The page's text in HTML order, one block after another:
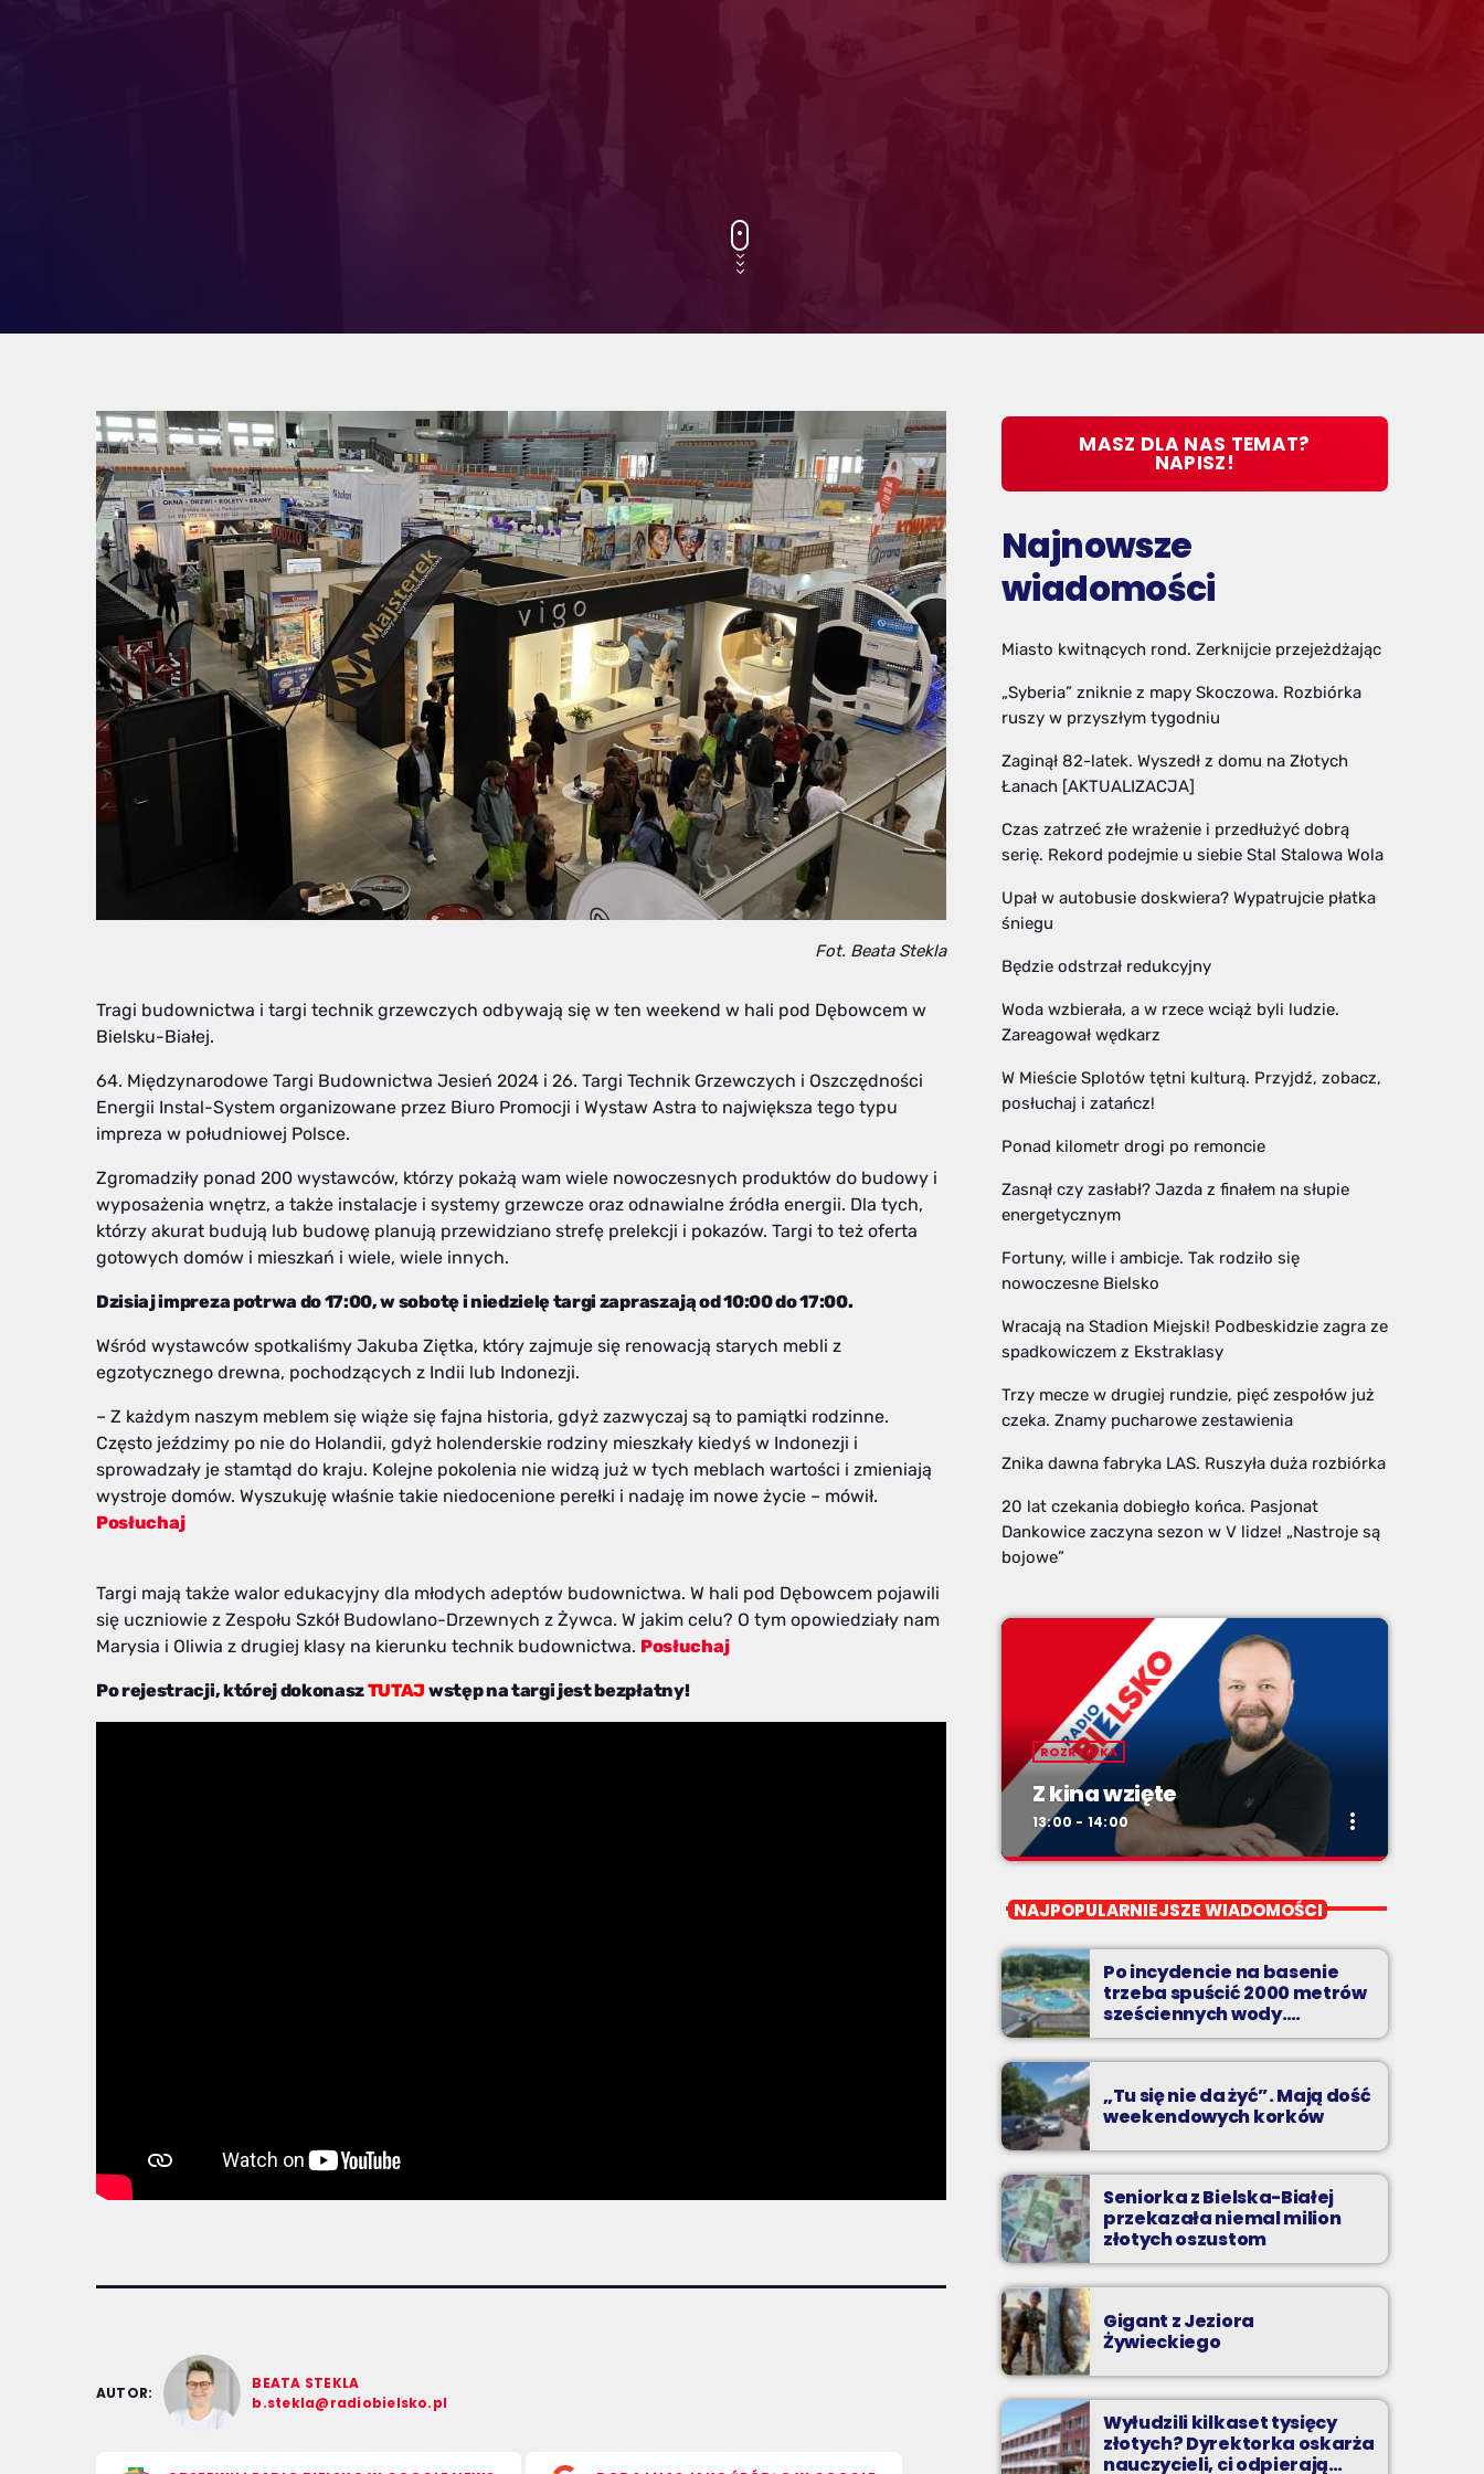
Fot. Beata Stekla
Tragi budownictwa i targi technik grzewczych odbywają się w ten weekend w hali pod Dębowcem w
Bielsku-Białej.
64. Międzynarodowe Targi Budownictwa Jesień 2024 i 26. Targi Technik Grzewczych i Oszczędności
Energii Instal-System organizowane przez Biuro Promocji i Wystaw Astra to największa tego typu
impreza w południowej Polsce.
Zgromadziły ponad 200 wystawców, którzy pokażą wam wiele nowoczesnych produktów do budowy i
wyposażenia wnętrz, a także instalacje i systemy grzewcze oraz odnawialne źródła energii. Dla tych,
którzy akurat budują lub budowę planują przewidziano strefę prelekcji i pokazów. Targi to też oferta
gotowych domów i mieszkań i wiele, wiele innych.
Dzisiaj impreza potrwa do 17:00, w sobotę i niedzielę targi zapraszają od 10:00 do 17:00.
Wśród wystawców spotkaliśmy Jakuba Ziętka, który zajmuje się renowacją starych mebli z
egzotycznego drewna, pochodzących z Indii lub Indonezji.
– Z każdym naszym meblem się wiąże się fajna historia, gdyż zazwyczaj są to pamiątki rodzinne.
Często jeździmy po nie do Holandii, gdyż holenderskie rodziny mieszkały kiedyś w Indonezji i
sprowadzały je stamtąd do kraju. Kolejne pokolenia nie widzą już w tych meblach wartości i zmieniają
wystroje domów. Wyszukuję właśnie takie niedocenione perełki i nadaję im nowe życie – mówił.
Posłuchaj
Targi mają także walor edukacyjny dla młodych adeptów budownictwa. W hali pod Dębowcem pojawili
się uczniowie z Zespołu Szkół Budowlano-Drzewnych z Żywca. W jakim celu? O tym opowiedziały nam
Marysia i Oliwia z drugiej klasy na kierunku technik budownictwa. Posłuchaj
Po rejestracji, której dokonaszTUTAJ wstęp na targi jest bezpłatny!
AUTOR:
BEATA STEKLA
b.stekla@radiobielsko.pl
MASZ DLA NAS TEMAT?
NAPISZ!
Najnowsze
wiadomości
Miasto kwitnących rond. Zerknijcie przejeżdżając
„Syberia” zniknie z mapy Skoczowa. Rozbiórka
ruszy w przyszłym tygodniu
Zaginął 82-latek. Wyszedł z domu na Złotych
Łanach [AKTUALIZACJA]
Czas zatrzeć złe wrażenie i przedłużyć dobrą
serię. Rekord podejmie u siebie Stal Stalowa Wola
Upał w autobusie doskwiera? Wypatrujcie płatka
śniegu
Będzie odstrzał redukcyjny
Woda wzbierała, a w rzece wciąż byli ludzie.
Zareagował wędkarz
W Mieście Splotów tętni kulturą. Przyjdź, zobacz,
posłuchaj i zatańcz!
Ponad kilometr drogi po remoncie
Zasnął czy zasłabł? Jazda z finałem na słupie
energetycznym
Fortuny, wille i ambicje. Tak rodziło się
nowoczesne Bielsko
Wracają na Stadion Miejski! Podbeskidzie zagra ze
spadkowiczem z Ekstraklasy
Trzy mecze w drugiej rundzie, pięć zespołów już
czeka. Znamy pucharowe zestawienia
Znika dawna fabryka LAS. Ruszyła duża rozbiórka
20 lat czekania dobiegło końca. Pasjonat
Dankowice zaczyna sezon w V lidze! „Nastroje są
bojowe”
ROZRYWKA
Z kina wzięte
13:00 - 14:00 more_vert
Z kina wzięte
Z Kina Wzięte to audycja w której film
występuje roli głównej.
NAJPOPULARNIEJSZE WIADOMOŚCI
Po incydencie na basenie
trzeba spuścić 2000 metrów
sześciennych wody.
„Ogromne koszty i ogromna
praca”
„Tu się nie da żyć”. Mają dość
weekendowych korków
Seniorka z Bielska-Białej
przekazała niemal milion
złotych oszustom
Gigant z Jeziora
Żywieckiego
Wyłudzili kilkaset tysięcy
złotych? Dyrektorka oskarża
nauczycieli, ci odpierają